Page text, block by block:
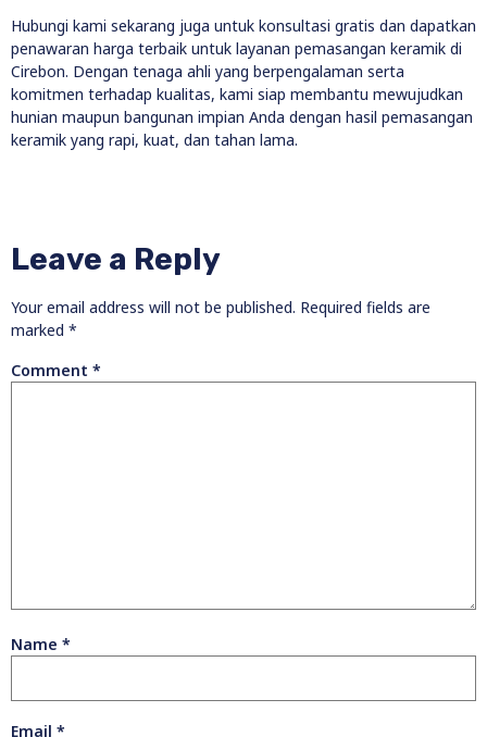
Hubungi kami sekarang juga untuk konsultasi gratis dan dapatkan
penawaran harga terbaik untuk layanan pemasangan keramik di
Cirebon. Dengan tenaga ahli yang berpengalaman serta
komitmen terhadap kualitas, kami siap membantu mewujudkan
hunian maupun bangunan impian Anda dengan hasil pemasangan
keramik yang rapi, kuat, dan tahan lama.
Leave a Reply
Your email address will not be published. Required fields are
marked *
Comment *
Name *
Email *